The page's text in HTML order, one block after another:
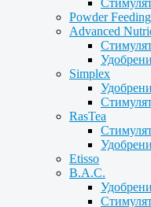
Powder Feeding
Advanced
Simplex
RasTea
Etisso
B.A.C.